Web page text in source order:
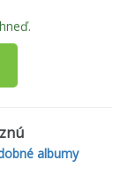
albumy